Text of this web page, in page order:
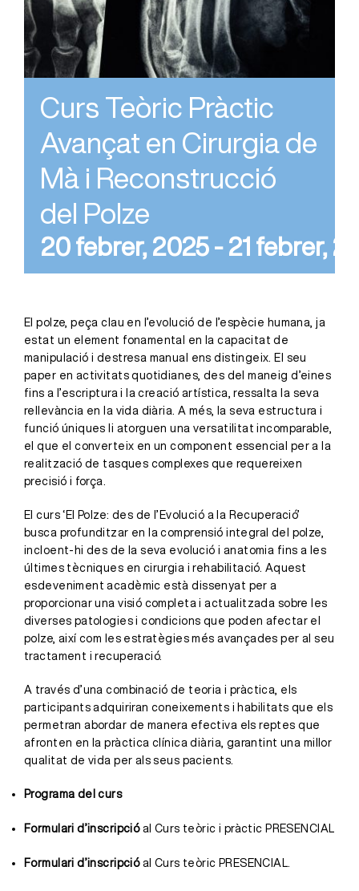
Curs Teòric Pràctic
Avançat en Cirurgia de
Mà i Reconstrucció
del Polze
20 febrer, 2025 - 21 febrer,
El polze, peça clau en l’evolució de l’espècie humana, ja
estat un element fonamental en la capacitat de
manipulació i destresa manual ens distingeix. El seu
paper en activitats quotidianes, des del maneig d’eines
fins a l’escriptura i la creació artística, ressalta la seva
rellevància en la vida diària. A més, la seva estructura i
funció úniques li atorguen una versatilitat incomparable,
el que el converteix en un component essencial per a la
realització de tasques complexes que requereixen
precisió i força.
El curs ‘El Polze: des de l’Evolució a la Recuperació’
busca profunditzar en la comprensió integral del polze,
incloent-hi des de la seva evolució i anatomia fins a les
últimes tècniques en cirurgia i rehabilitació. Aquest
esdeveniment acadèmic està dissenyat per a
proporcionar una visió completa i actualitzada sobre les
diverses patologies i condicions que poden afectar el
polze, així com les estratègies més avançades per al seu
tractament i recuperació.
A través d’una combinació de teoria i pràctica, els
participants adquiriran coneixements i habilitats que els
permetran abordar de manera efectiva els reptes que
afronten en la pràctica clínica diària, garantint una millor
qualitat de vida per als seus pacients.
Programa del curs
Formulari d’inscripcióal Curs teòric i pràctic PRESENCIAL
Formulari d’inscripcióal Curs teòric PRESENCIAL.